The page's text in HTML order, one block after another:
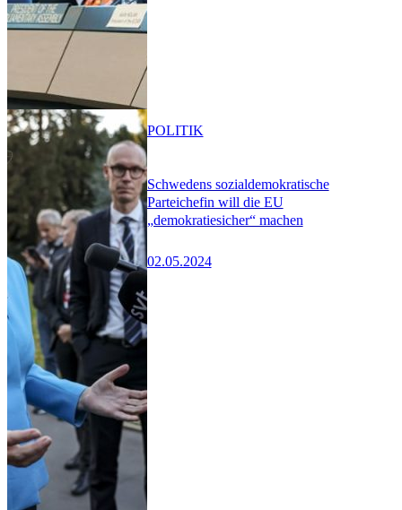
Schwedens sozialdemokratische
Parteichefin will die EU
„demokratiesicher“ machen
02.05.2024
POLITIK